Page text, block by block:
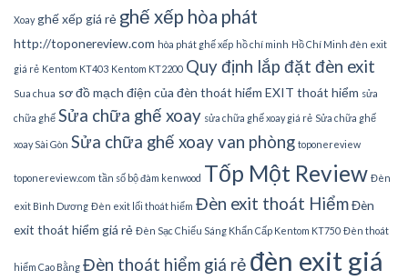
Xoay ghế xếp giá rẻ ghế xếp hòa phát
http://toponereview.com hòa phát ghế xếp hồ chí minh Hồ Chí Minh đèn exit
giá rẻ Kentom KT403 Kentom KT2200 Quy định lắp đặt đèn exit
Sua chua sơ đồ mạch điện của đèn thoát hiểm EXIT thoát hiểm sửa
chữa ghế Sửa chữa ghế xoay sửa chữa ghế xoay giá rẻ Sửa chữa ghế
xoay Sài Gòn Sửa chữa ghế xoay van phòng toponereview
toponereview.com tần số bộ đàm kenwood Tốp Một Review Đèn
exit Bình Dương Đèn exit lối thoát hiểm Đèn exit thoát HiểmĐèn
exit thoát hiểm giá rẻ Đèn Sạc Chiếu Sáng Khẩn Cấp Kentom KT750 Đèn thoát
hiểm Cao Bằng Đèn thoát hiểm giá rẻ đèn exit giá